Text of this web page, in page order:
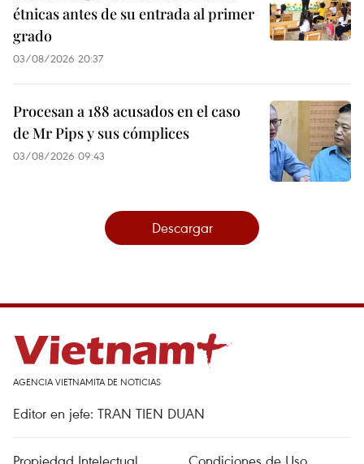
étnicas antes de su entrada al primer
grado
03/08/2026 20:37
Procesan a 188 acusados en el caso
de Mr Pips y sus cómplices
03/08/2026 09:43
Descargar
AGENCIA VIETNAMITA DE NOTICIAS
Editor en jefe: TRAN TIEN DUAN